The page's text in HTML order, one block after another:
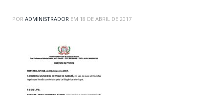
POR ADMINISTRADOR EM 18 DE ABRIL DE 2017